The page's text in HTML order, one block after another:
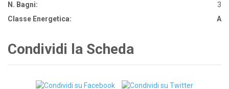
N. Bagni:
3
Classe Energetica:
A
Condividi la Scheda